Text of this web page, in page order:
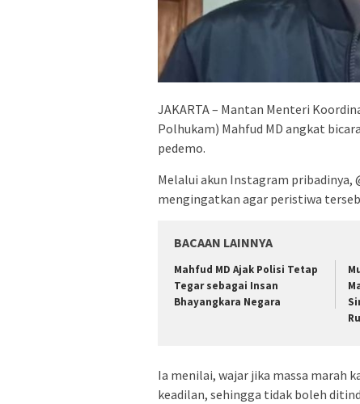
JAKARTA – Mantan Menteri
Polhukam) Mahfud MD angkat
pedemo.
Melalui akun Instagram pribadinya,
mengingatkan agar peristiwa
BACAAN LAINNYA
Mahfud MD Ajak Polisi Tetap
Tegar sebagai Insan
Bhayangkara Negara
Ia menilai, wajar jika massa marah
keadilan, sehingga tidak boleh